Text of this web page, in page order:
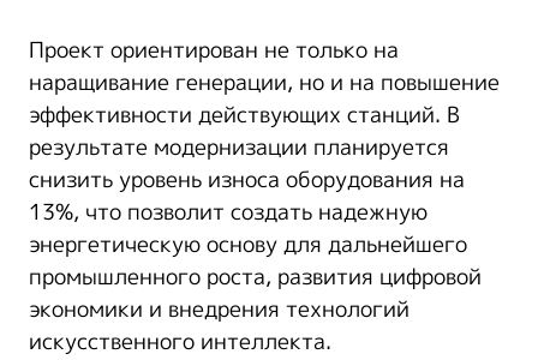
Проект ориентирован не только на
наращивание генерации, но и на повышение
эффективности действующих станций. В
результате модернизации планируется
снизить уровень износа оборудования на
13%, что позволит создать надежную
энергетическую основу для дальнейшего
промышленного роста, развития цифровой
экономики и внедрения технологий
искусственного интеллекта.